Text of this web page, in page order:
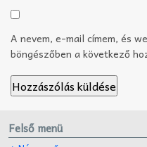
A nevem, e-mail címem, és
böngészőben a következő
Felső menü